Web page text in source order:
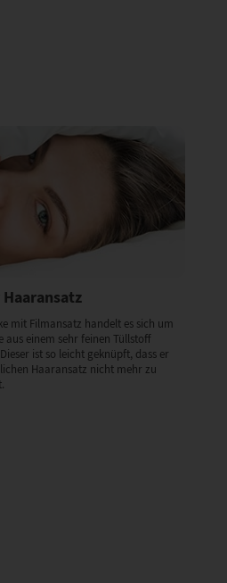
mit Filmansatz handelt es sich um
aus einem sehr feinen Tüllstoff
ist so leicht geknüpft, dass er
Haaransatz nicht mehr zu